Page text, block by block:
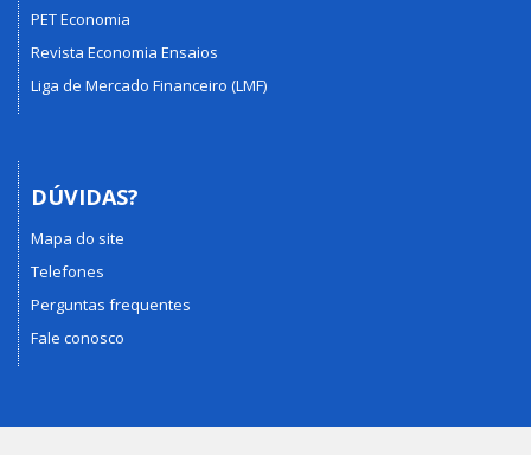
PET Economia
Revista Economia Ensaios
Liga de Mercado Financeiro (LMF)
DÚVIDAS?
Mapa do site
Telefones
Perguntas frequentes
Fale conosco